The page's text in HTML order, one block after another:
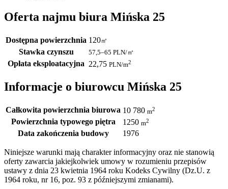
Oferta najmu biura Mińska 25
Dostępna powierzchnia 120㎡
Stawka czynszu 57,5–65 PLN/㎡
Opłata eksploatacyjna 22,75 PLN/m2
Informacje o biurowcu Mińska 25
Całkowita powierzchnia biurowa 10 780 m2
Powierzchnia typowego piętra 1250 m2
Data zakończenia budowy 1976
Niniejsze warunki mają charakter informacyjny oraz nie stanowią
oferty zawarcia jakiejkolwiek umowy w rozumieniu przepisów
ustawy z dnia 23 kwietnia 1964 roku Kodeks Cywilny (Dz.U. z
1964 roku, nr 16, poz. 93 z późniejszymi zmianami).